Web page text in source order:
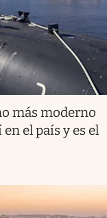
más moderno
el país y es el